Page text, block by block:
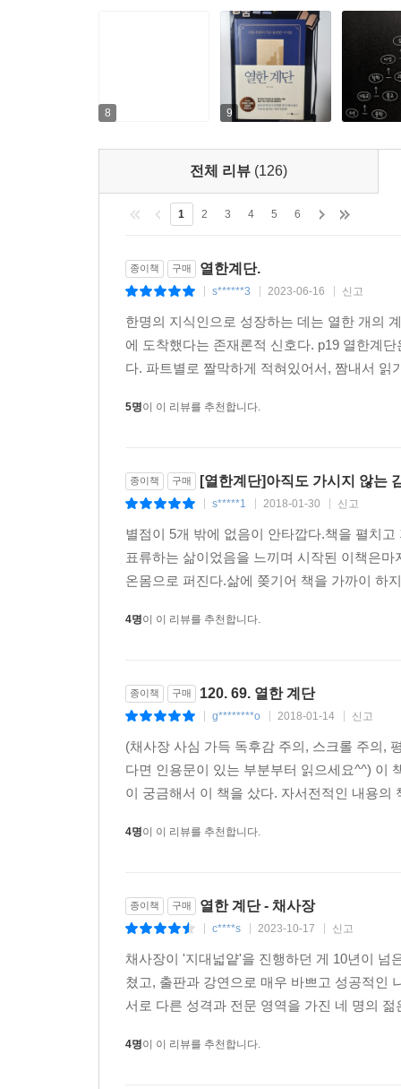
“이상적인 인간이 있다. 그런 이는 보통 숨겨져
누가 진짜 이상적인 인간이었는지가 밝혀진다.
말이 아니라 실천하는 이상적인 인간. 자기 삶의
“지금은 안다. 이렇게 불안하고 조급한 시간들도
색하는 아름다운 방법만이 우리를 성장시킬 것이
하지만 그것만으로는 얻지 못하는 절반의 배움이
필요하다. 그래야만 우리는 나와 타인의 한계를
될 수 있다.”
“도서관이 더 많고 좋아졌으면 한다. 책은 더 많
작하려는 사람들이 모이기 때문이다. 세상의 지
다. 도서관이 있다는 건 위안이 된다. 세상과 내
한 고요와 책 냄새.”
것을 힘들어하는 사람들이 있다. 자신의 주관적
사회 공동체의 객관적 판단에 종속시키려는 사
된 스스로의 전망을 묻고 있는 것이다.
우리가 이 세상에 온 이유는, 현시대가 구획지어
들을 만나고 놀라워하며 삶의 의미를 풍부하게
지 않기를 바란다.”
하지만 그렇지 않다. 인간의 눈과 입은 원래가 모
반대도 마찬가지다. 사랑하는 사람들로부터, 세
함께 있는 시간이 아니라, 그들을 그리워하는 시
고독해지는 시간이 필요하다.”
--- 본문 중에서
8 9
전체 리뷰 (126)
1 2 3 4 5 6
종이책 구매 열한계단.
s******3 2023-06-16 신고
한명의 지식인으로 성장하는 데는 열한 개의
에 도착했다는 존재론적 신호다. p19 열한계
다. 파트별로 짤막하게 적혀있어서, 짬내서
5명이 이 리뷰를 추천합니다.
종이책 구매 [열한계단]아직도 가시지 않는
s*****1 2018-01-30 신고
별점이 5개 밖에 없음이 안타깝다.책을 펼치
표류하는 삶이었음을 느끼며 시작된 이책은
온몸으로 퍼진다.삶에 쫒기어 책을 가까이 하
4명이 이 리뷰를 추천합니다.
종이책 구매 120. 69. 열한 계단
g********o 2018-01-14 신고
(채사장 사심 가득 독후감 주의, 스크롤 주의,
다면 인용문이 있는 부분부터 읽으세요^^) 이
이 궁금해서 이 책을 샀다. 자서전적인 내용의
4명이 이 리뷰를 추천합니다.
종이책 구매 열한 계단 - 채사장
c****s 2023-10-17 신고
채사장이 '지대넓얕'을 진행하던 게 10년이 넘
쳤고, 출판과 강연으로 매우 바쁘고 성공적인
서로 다른 성격과 전문 영역을 가진 네 명의
4명이 이 리뷰를 추천합니다.